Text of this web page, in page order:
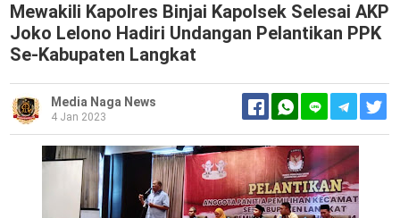
Mewakili Kapolres Binjai Kapolsek Selesai AKP
Joko Lelono Hadiri Undangan Pelantikan PPK
Se-Kabupaten Langkat
Media Naga News
4 Jan 2023